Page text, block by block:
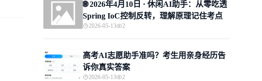
🌐 2026年4月10日 · 休闲AI助手：从零吃透
Spring IoC控制反转，理解原理记住考点
2026-05-13 2
高考AI志愿助手准吗？考生用亲身经历告
诉你真实答案
2026-05-13 2